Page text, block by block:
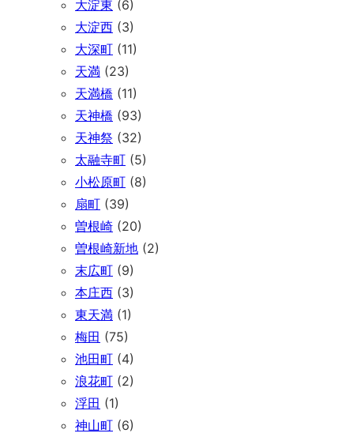
大淀東 (6)
大淀西 (3)
大深町 (11)
天満 (23)
天満橋 (11)
天神橋 (93)
天神祭 (32)
太融寺町 (5)
小松原町 (8)
扇町 (39)
曽根崎 (20)
曽根崎新地 (2)
末広町 (9)
本庄西 (3)
東天満 (1)
梅田 (75)
池田町 (4)
浪花町 (2)
浮田 (1)
神山町 (6)